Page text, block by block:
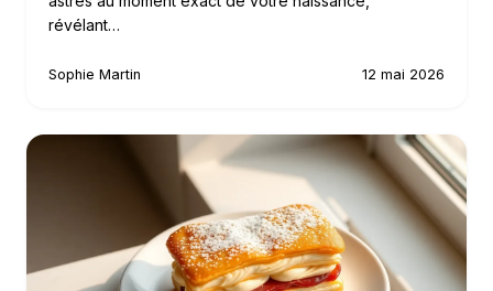
révélant…
Sophie Martin 12 mai 2026